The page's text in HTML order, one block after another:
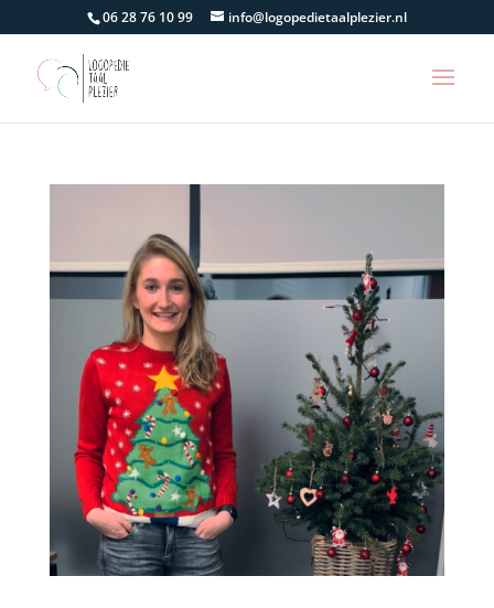
06 28 76 10 99 info@logopedietaalplezier.nl